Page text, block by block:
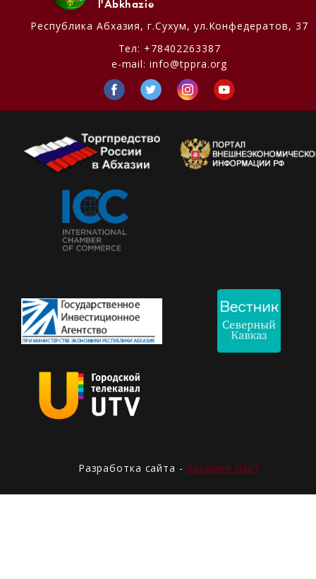
l'Abkhazie
Республика Абхазия, г.Сухум, ул.Конфедератов, 37
Тел: +78402263387
e-mail:info@tppra.org
Разработка сайта - Басария Нарт